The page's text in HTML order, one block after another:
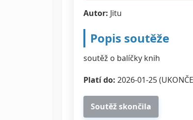
Autor: Jitu
Popis soutěže
soutěž o balíčky knih
Platí do: 2026-01-25
Soutěž skončila